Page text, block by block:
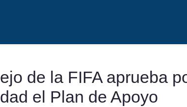
de la FIFA aprueba
el Plan de Apoyo